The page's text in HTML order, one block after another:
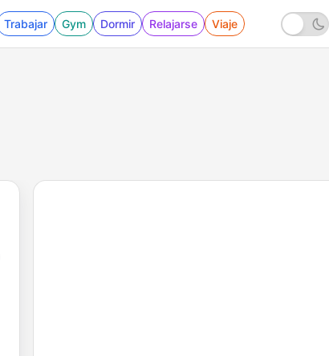
Trabajar Gym Dormir Relajarse Viaje